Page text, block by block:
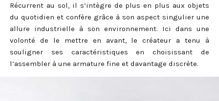
Récurrent au sol, il s’intègre de plus en plus aux objets
du quotidien et confère grâce à son aspect singulier une
allure industrielle à son environnement. Ici dans une
volonté de le mettre en avant, le créateur a tenu à
souligner ses caractéristiques en choisissant de
l’assembler à une armature fine et davantage discrète.